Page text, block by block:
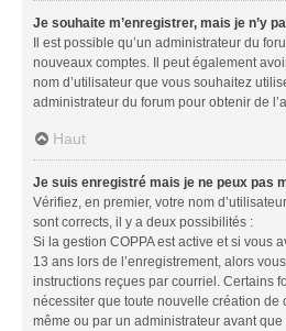
Je souhaite m’enregistrer, mais je n’y
Il est possible qu’un administrateur du
nouveaux comptes. Il peut également
nom d’utilisateur que vous souhaitez
administrateur du forum pour obtenir de
Haut
Je suis enregistré mais je ne peux pas
Vérifiez, en premier, votre nom
sont corrects, il y a deux possibilités :
Si la gestion COPPA est active et si vous
13 ans lors de l’enregistrement, alors
instructions reçues par courriel. Certains
nécessiter que toute nouvelle création de
même ou par un administrateur avant